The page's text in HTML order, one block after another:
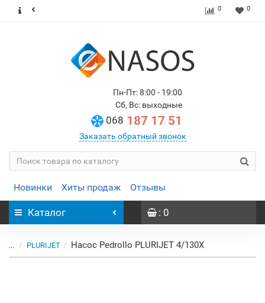
0 0
Пн-Пт: 8:00 - 19:00
Сб, Вс: выходные
068 187 17 51
Заказать обратный звонок
Новинки Хиты продаж Отзывы
Каталог : 0
... PLURIJET Насос Pedrollo PLURIJET 4/130X